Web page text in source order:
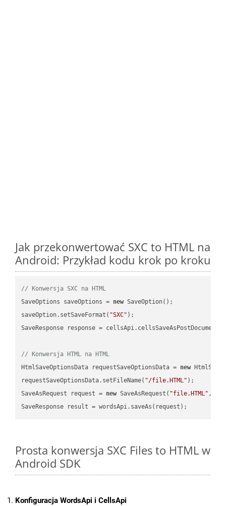
Jak przekonwertować SXC to HTML na
Android: Przykład kodu krok po kroku
// Konwersja SXC na HTML
SaveOptions saveOptions = new SaveOption();
saveOption.setSaveFormat( "SXC" );
SaveResponse response =
// Konwersja HTML na HTML
HtmlSaveOptionsData requestSaveOptionsData = new
requestSaveOptionsData.setFileName( "/file.HTML" );
SaveAsRequest request = new SaveAsRequest( "file.HTML"
Prosta konwersja SXC Files to HTML w
Android SDK
Konfiguracja WordsApi i CellsApi